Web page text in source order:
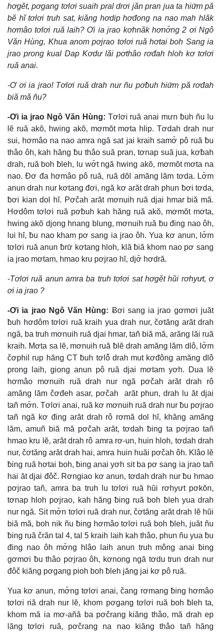
hơgĕt, pơgang tơlơi suaih pral drơi jăn pran jua ta hiư̆m pă
bĕ hĭ tơlơi truh sat, kiăng hơdip hơđong na nao mah hlăk
hơmâo tơlơi ruă laih? Ơi ia jrao kơhnăk hơnơ̆ng 2 ơi Ngô
Văn Hùng, Khua anom pơjrao tơlơi ruă hơtai boh Sang ia
jrao prong kual Dap Kơdư lăi pơthâo rơđah hloh kơ tơlơi
ruă anai.
-Ơ ơi ia jrao! Tơlơi ruă drah nur ñu pơƀuh hiư̆m pă rơđah
biă mă ñu?
-Ơi ia jrao Ngô Văn Hùng: Tơlơi ruă anai mưn ƀuh ñu lu
lĕ ruă akŏ, hwing akŏ, mơmŏt mơta hlip. Tơdah drah nur
sui, hơmâo na nao amra ngă sat jai kraih samơ̆ pô ruă ƀu
thâo ôh, kah hăng ƀu thâo suă pran, tơnap suă jua, kơƀah
drah, ruă boh ƀleh, lu wơ̆t ngă hwing akŏ, mơmŏt mơta na
nao. Đơ đa hơmâo pô ruă, ruă dŏl amăng lăm tơda. Lơ̆m
anun drah nur kơtang đơi, ngă kơ arăt drah phun ƀơi tơda,
ƀơi kian dol hĭ. Pơčah arăt mơnuih ruă djai hmar biă mă.
Hơdôm tơlơi ruă pơƀuh kah hăng ruă akŏ, mơmŏt mơta,
hwing akŏ djong hnang blung, mơnuih ruă ƀu đing nao ôh,
lui hĭ, ƀu nao kham pơ sang ia jrao ôh. Yua kơ anun, lơ̆m
tơlơi ruă anun ƀrư̆ kơtang hloh, klă ƀiă khom nao pơ sang
ia jrao mơtam, hmao kru pơjrao hĭ, djơ̆ hơdră.
-Tơlơi ruă anun amra ba truh tơlơi sat hơgĕt hŭi rơhyưt, ơ
ơi ia jrao ?
-Ơi ia jrao Ngô Văn Hùng: Ƀơi sang ia jrao gơmơi juăt
ƀuh hơdôm tơlơi ruă kraih yua drah nur, čơtăng arăt drah
ngă, ba truh mơnuih ruă djai hmar, tañ biă mă, arăng lăi ruă
kraih. Mơta sa lĕ, mơnuih ruă ƀlĕ drah amăng lăm dlô, lơ̆m
čơphil rup hăng CT ƀuh tơlô̆ drah mut kơđông amăng dlô
prong laih, giong anun pô ruă djai mơtam yơh. Dua lĕ
hơmâo mơnuih ruă drah nur ngă pơčah arăt drah rô
amăng lăm čơđeh asar, pơčah arăt phun, drah lu ăt djai
tañ mơ̆n. Tơlơi anai, ruă kơ mơnuih ruă drah nur ƀu pơjrao
tañ ngă kơ đing arăt drah rô rơmă dol hĭ, khăng amăng
lăm, amuñ biă mă pơčah arăt, tơdah ƀing ta pơjrao tañ
hmao kru lĕ, arăt drah rô amra rơ-un, huin hloh, tơdah drah
nur, čơtăng arăt drah hai, amra huin huăi pơčah ôh. Klâo lĕ
ƀing ruă hơtai boh, ƀing anai yơh sit ba pơ sang ia jrao tañ
hai ăt djai đôč. Rơngiao kơ anun, tơdah drah nur ƀu hmao
pơjrao tañ, amra ba truh lu tơlơi ruă hŭi rơhyưt pơkŏn,
tơnap hloh pơjrao, kah hăng ƀing ruă boh ƀleh yua drah
nur ngă. Sit mơ̆n tơlơi ruă drah nur, čơtăng arăt drah lĕ hŭi
biă mă, boh nik ñu ƀing hơmâo tơlơi ruă boh ƀleh, juăt ñu
ƀing ruă črăn tal 4, tal 5 kraih laih kah thâo, phun ñu yua ƀu
đing nao ôh mơ̆ng hlâo laih anun truh mông anai ƀing
gơmơi ƀu thâo pơjrao ôh, kơnong ngă tơdu trun drah nur
đôč kiăng pơgang pioh boh ƀleh jăng jai kơ pô ruă.
Yua kơ anun, mơ̆ng tơlơi anai, čang rơmang ƀing hơmâo
tơlơi riă drah nur lĕ, khom pơgang tơlơi ruă boh ƀleh ta,
khom mă ia mơ-añă ba pơčrang kiăng thâo, mă drah ep
lăng tơlơi ruă, pơčrang na nao kiăng thâo tañ hăng